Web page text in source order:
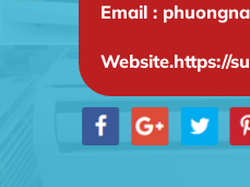
Email :
Website.https://